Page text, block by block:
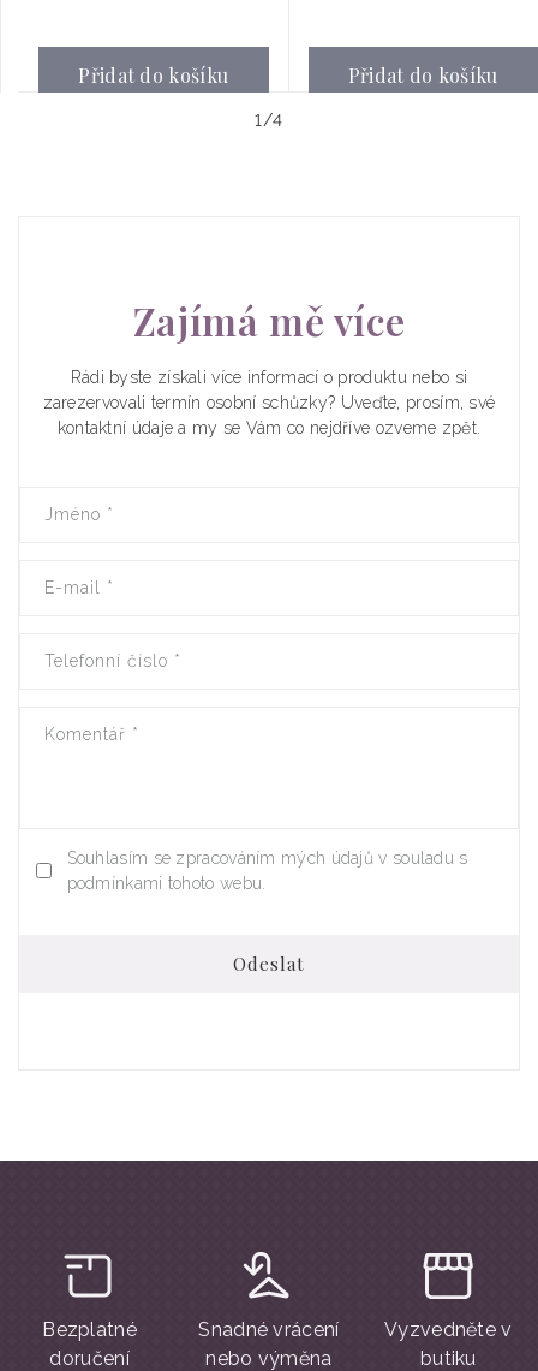
Přidat do košíku Přidat do košíku
1 /z4
Zajímá mě více
Rádi byste získali více informací o produktu nebo si
zarezervovali termín osobní schůzky? Uveďte, prosím, své
kontaktní údaje a my se Vám co nejdříve ozveme zpět.
Jméno *
E-mail *
Telefonní číslo *
Komentář *
Souhlasím se zpracováním mých údajů v souladu s
podmínkami tohoto webu.
Odeslat
Bezplatné
doručení
Snadné vrácení
nebo výměna
Vyzvedněte v
butiku